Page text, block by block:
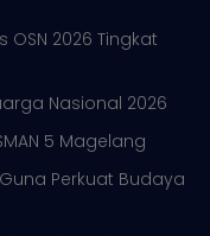
OSN 2026 Tingkat
Nasional 2026
5 Magelang
Perkuat Budaya